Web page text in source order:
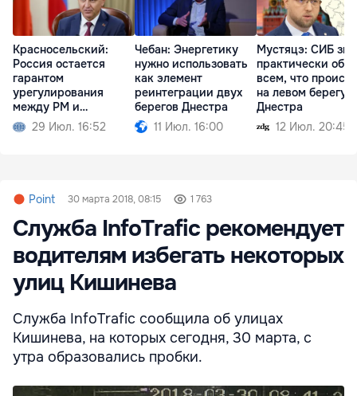
Красносельский:
Россия остается
гарантом
урегулирования
между РМ и
Приднестровьем
29 Июл. 16:52
Чебан: Энергетику
нужно использовать
как элемент
реинтеграции двух
берегов Днестра
11 Июл. 16:00
Мустяцэ: СИБ
практически обо
всем, что
на левом берегу
Днестра
12 Июл. 20:45
Point 30 марта 2018, 08:15 1 763
Служба InfoTrafic рекомендует
водителям избегать некоторых
улиц Кишинева
Служба InfoTrafic сообщила об улицах
Кишинева, на которых сегодня, 30 марта, с
утра образовались пробки.